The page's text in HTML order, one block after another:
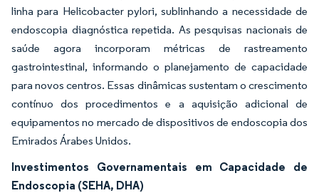
linha para Helicobacter pylori, sublinhando a necessidade de
endoscopia diagnóstica repetida. As pesquisas nacionais de
saúde agora incorporam métricas de rastreamento
gastrointestinal, informando o planejamento de capacidade
para novos centros. Essas dinâmicas sustentam o crescimento
contínuo dos procedimentos e a aquisição adicional de
equipamentos no mercado de dispositivos de endoscopia dos
Emirados Árabes Unidos.
Investimentos Governamentais em Capacidade de
Endoscopia (SEHA, DHA)